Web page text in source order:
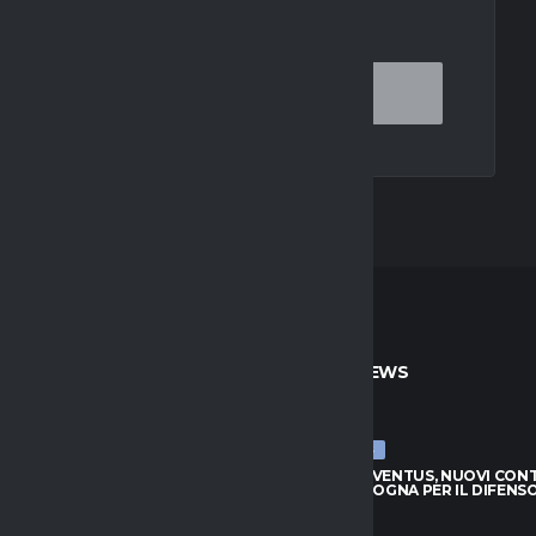
THE NEXT TIME I COMMENT.
ULTIME NEWS
ULTIME NEWS
LUCUMÍ-JUVENTUS, NUOVI
CON IL BOLOGNA PER IL